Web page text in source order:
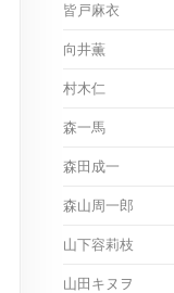
皆戸麻衣
向井薫
村木仁
森一馬
森田成一
森山周一郎
山下容莉枝
山田キヌヲ